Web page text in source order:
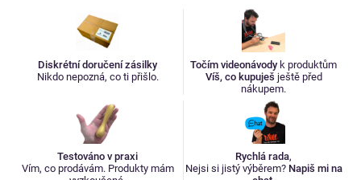
Diskrétní doručení zásilky
Nikdo nepozná, co ti přišlo.
Točím videonávody k produktům
Víš, co kupuješ ještě před
nákupem.
Testováno v praxi
Vím, co prodávám. Produkty mám
Rychlá rada,
Nejsi si jistý výběrem? Napiš mi na